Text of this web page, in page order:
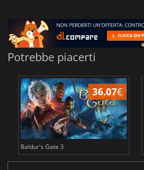
Potrebbe piacerti
36.07€
Baldur's Gate 3